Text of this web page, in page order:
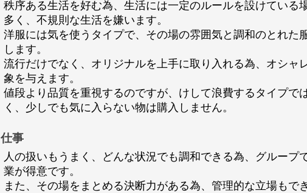
秩序ある生活を好む為、生活には一定のルールを設けている
多く、不規則な生活を嫌います。
洋服には気を使うタイプで、その場の雰囲気と調和のとれた
します。
流行だけでなく、オリジナルを上手に取り入れる為、オシャ
象を与えます。
値段より品質を重視するのですが、けして浪費するタイプで
く、少しでも気に入らない物は購入しません。
仕事
人の扱いもうまく、どんな状況でも調和できる為、グループ
業が得意です。
また、その場をまとめる決断力がある為、管理的な立場もで